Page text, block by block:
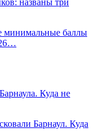
названы три
минимальные баллы
Куда не
Барнаул. Куда